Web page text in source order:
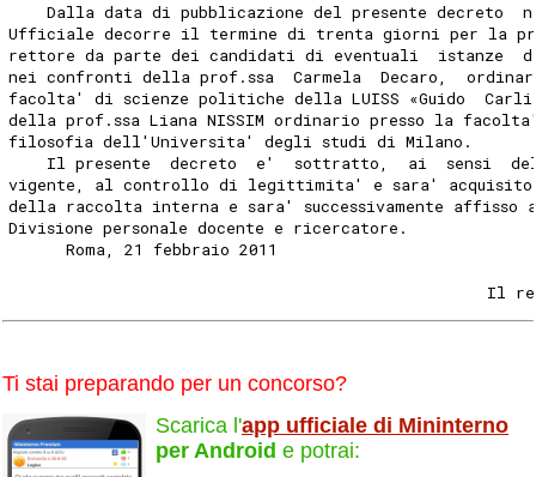
Dalla data di pubblicazione del presente decreto
Ufficiale decorre il termine di trenta giorni per la
rettore da parte dei candidati di eventuali  istanze
nei confronti della prof.ssa  Carmela  Decaro,
facolta' di scienze politiche della LUISS «Guido
della prof.ssa Liana NISSIM ordinario presso la
filosofia dell'Universita' degli studi di Milano.
Il presente  decreto  e'  sottratto,  ai  sensi
vigente, al controllo di legittimita' e sara'
della raccolta interna e sara' successivamente
Divisione personale docente e ricercatore.
      Roma, 21 febbraio 2011
Il
Ti stai preparando per un concorso?
Scarica l'app ufficiale di Mininterno
per Android e potrai: